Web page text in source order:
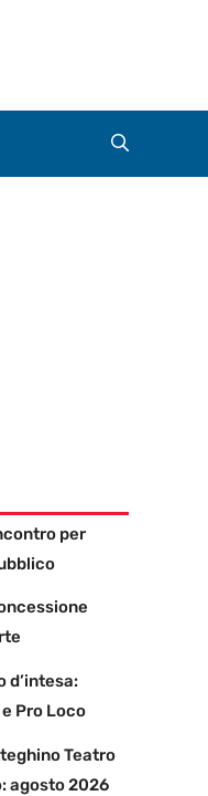
per
d’intesa:
Pro Loco
Teatro
agosto 2026